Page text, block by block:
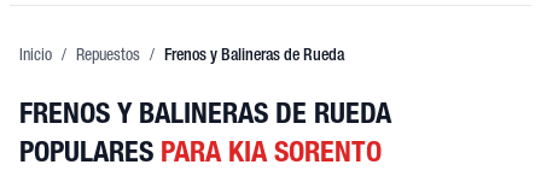
Inicio / Repuestos / Frenos y Balineras de Rueda
FRENOS Y BALINERAS DE RUEDA
POPULARES PARA KIA SORENTO